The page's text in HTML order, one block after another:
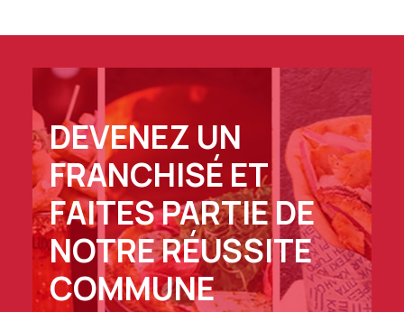
DEVENEZ UN
FRANCHISÉ ET
FAITES PARTIE DE
NOTRE RÉUSSITE
COMMUNE